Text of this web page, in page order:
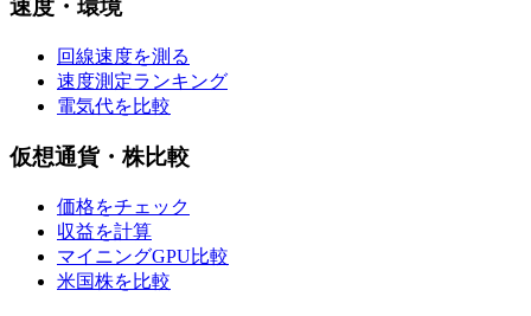
速度・環境
回線速度を測る
速度測定ランキング
電気代を比較
仮想通貨・株比較
価格をチェック
収益を計算
マイニングGPU比較
米国株を比較